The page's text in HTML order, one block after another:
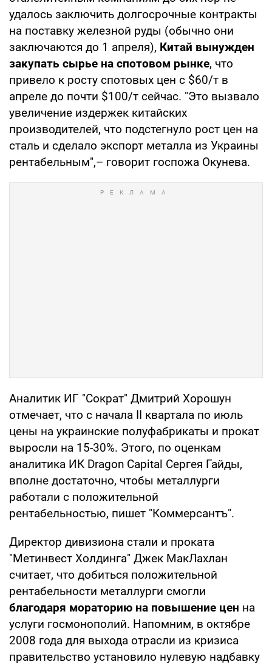
удалось заключить долгосрочные контракты
на поставку железной руды (обычно они
заключаются до 1 апреля), Китай вынужден
закупать сырье на спотовом рынке, что
привело к росту спотовых цен с $60/т в
апреле до почти $100/т сейчас. "Это вызвало
увеличение издержек китайских
производителей, что подстегнуло рост цен на
сталь и сделало экспорт металла из Украины
рентабельным",– говорит госпожа Окунева.
Аналитик ИГ "Сократ" Дмитрий Хорошун
отмечает, что с начала II квартала по июль
цены на украинские полуфабрикаты и прокат
выросли на 15-30%. Этого, по оценкам
аналитика ИК Dragon Capital Сергея Гайды,
вполне достаточно, чтобы металлурги
работали с положительной
рентабельностью, пишет "Коммерсантъ".
Директор дивизиона стали и проката
"Метинвест Холдинга" Джек МакЛахлан
считает, что добиться положительной
рентабельности металлурги смогли
благодаря мораторию на повышение цен на
услуги госмонополий. Напомним, в октябре
2008 года для выхода отрасли из кризиса
правительство установило нулевую надбавку